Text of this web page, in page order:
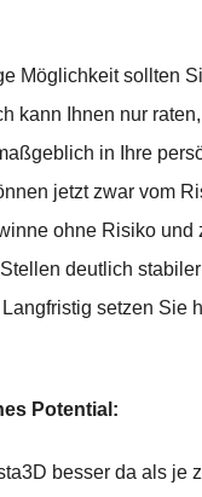
Möglichkeit sollten
kann Ihnen nur
in Ihre
jetzt zwar vom
ohne Risiko und
deutlich
setzen Sie
Potential:
besser da als je